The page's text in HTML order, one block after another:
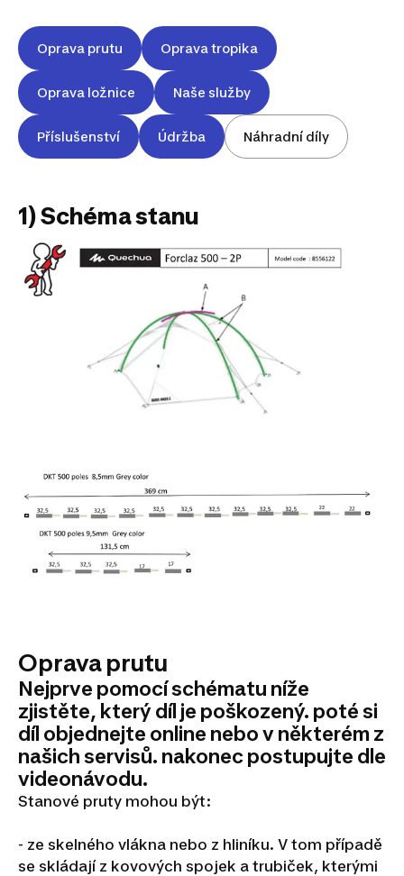
Oprava prutu Oprava tropika
Oprava ložnice Naše služby
Příslušenství Údržba Náhradní díly
1) Schéma stanu
Oprava prutu
Nejprve pomocí schématu níže
zjistěte, který díl je poškozený. poté si
díl objednejte online nebo v některém z
našich servisů. nakonec postupujte dle
videonávodu.
Stanové pruty mohou být:
- ze skelného vlákna nebo z hliníku. V tom případě
se skládají z kovových spojek a trubiček, kterými